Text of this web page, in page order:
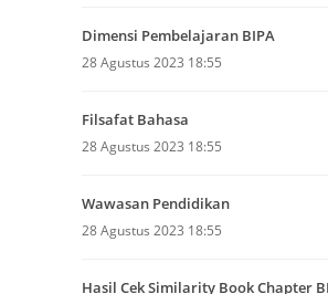
Dimensi Pembelajaran BIPA
28 Agustus 2023 18:55
Filsafat Bahasa
28 Agustus 2023 18:55
Wawasan Pendidikan
28 Agustus 2023 18:55
Hasil Cek Similarity Book Chapter